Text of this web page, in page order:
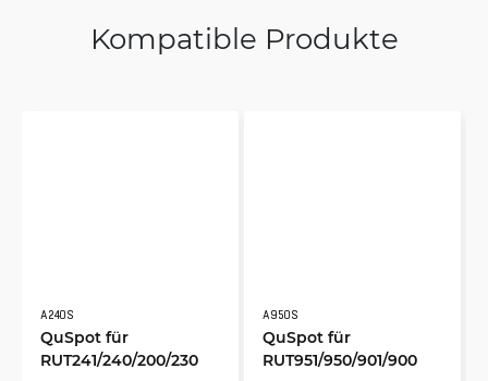
Kompatible Produkte
A240S
QuSpot für
RUT241/240/200/230
A950S
QuSpot für
RUT951/950/901/900